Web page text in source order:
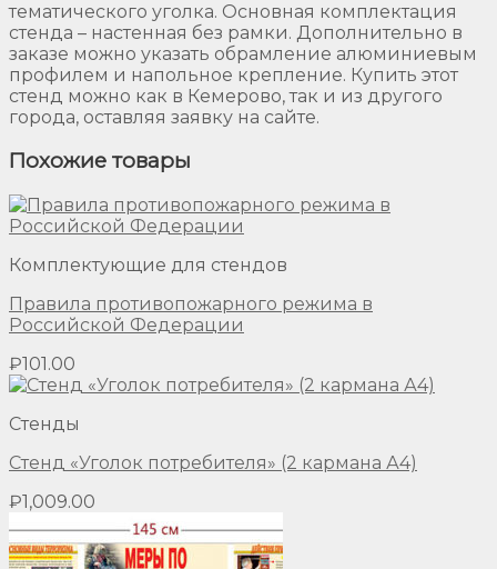
тематического уголка. Основная комплектация
стенда – настенная без рамки. Дополнительно в
заказе можно указать обрамление алюминиевым
профилем и напольное крепление. Купить этот
стенд можно как в Кемерово, так и из другого
города, оставляя заявку на сайте.
Похожие товары
Комплектующие для стендов
Правила противопожарного режима в
Российской Федерации
₽101.00
Стенды
Стенд «Уголок потребителя» (2 кармана А4)
₽1,009.00